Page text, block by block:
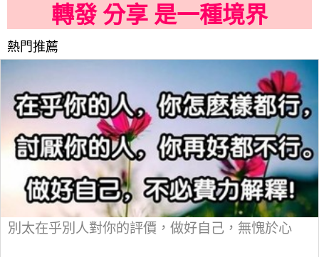
轉發 分享 是一種境界
熱門推薦
別太在乎別人對你的評價，做好自己，無愧於心